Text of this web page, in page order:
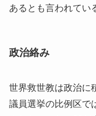
あるとも言われてい
政治絡み
世界救世教は政治に
議員選挙の比例区で